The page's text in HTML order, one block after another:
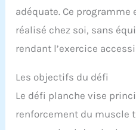
adéquate. Ce programme
réalisé chez soi, sans
rendant l’exercice
Les objectifs du défi
Le défi planche vise
renforcement du muscle